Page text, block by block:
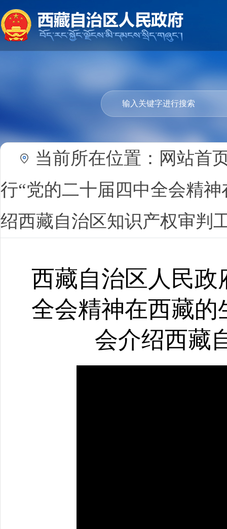
当前所在位置： 网站首
行“党的二十届四中全会精
绍西藏自治区知识产权审判
西藏自治区人民政
全会精神在西藏的
会介绍西藏